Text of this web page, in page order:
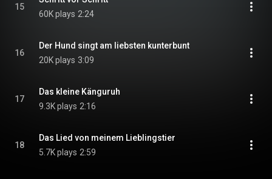
15
60K plays 2:24
16
Der Hund singt am liebsten kunterbunt
20K plays 3:09
17
Das kleine Känguruh
9.3K plays 2:16
18
Das Lied von meinem Lieblingstier
5.7K plays 2:59